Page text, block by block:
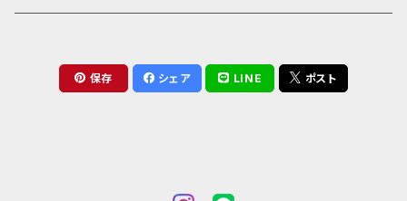
保存 シェア LINE ポスト